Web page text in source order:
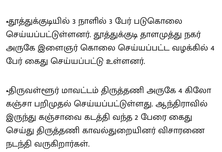
•தூத்துக்குடியில் 3 நாளில் 3 பேர் படுகொலை
செய்யப்பட்டுள்ளனர். தூத்துக்குடி தாளமுத்து நகர்
அருகே இளைஞர் கொலை செய்யப்பட்ட வழக்கில் 4
பேர் கைது செய்யப்பட்டு உள்ளனர்.
•திருவள்ளூர் மாவட்டம் திருத்தணி அருகே 4 கிலோ
கஞ்சா பறிமுதல் செய்யப்பட்டுள்ளது. ஆந்திராவில்
இருந்து கஞ்சாவை கடத்தி வந்த 2 பேரை கைது
செய்து திருத்தணி காவல்துறையினர் விசாரணை
நடந்தி வருகிறார்கள்.